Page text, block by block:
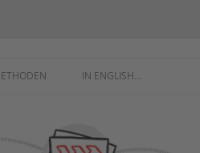
IN ENGLISH…